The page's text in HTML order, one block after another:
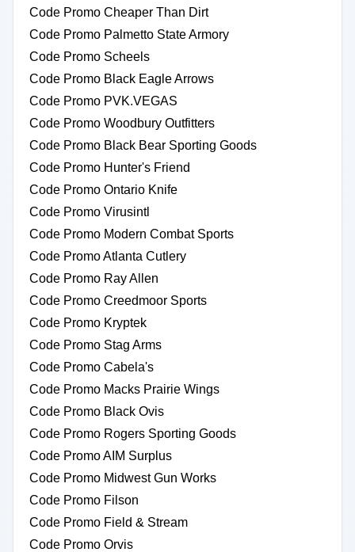
Code Promo Cheaper Than Dirt
Code Promo Palmetto State Armory
Code Promo Scheels
Code Promo Black Eagle Arrows
Code Promo PVK.VEGAS
Code Promo Woodbury Outfitters
Code Promo Black Bear Sporting Goods
Code Promo Hunter's Friend
Code Promo Ontario Knife
Code Promo Virusintl
Code Promo Modern Combat Sports
Code Promo Atlanta Cutlery
Code Promo Ray Allen
Code Promo Creedmoor Sports
Code Promo Kryptek
Code Promo Stag Arms
Code Promo Cabela's
Code Promo Macks Prairie Wings
Code Promo Black Ovis
Code Promo Rogers Sporting Goods
Code Promo AIM Surplus
Code Promo Midwest Gun Works
Code Promo Filson
Code Promo Field & Stream
Code Promo Orvis